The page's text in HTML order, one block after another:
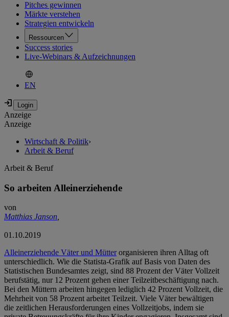
Pitches gewinnen
Märkte verstehen
Strategien entwickeln
Ressourcen
Success stories
Live-Webinars & Aufzeichnungen
EN
Anzeige
Anzeige
Wirtschaft & Politik›
Arbeit & Beruf
Arbeit & Beruf
So arbeiten Alleinerziehende
von
Matthias Janson,
01.10.2019
Alleinerziehende Väter und Mütterorganisieren ihren Alltag oft
unterschiedlich. Wie die Statista-Grafik auf Basis von Daten des
Statistischen Bundesamtes zeigt, sind 88 Prozent der Väter Vollzeit
berufstätig, nur 12 Prozent gehen einer Teilzeitbeschäftigung nach.
Bei den Müttern arbeiten hingegen lediglich 42 Prozent Vollzeit, die
Mehrheit von 58 Prozent arbeitet Teilzeit. Viele Väter bewältigen
die zeitlichen Herausforderungen eines Vollzeitjobs, indem sie